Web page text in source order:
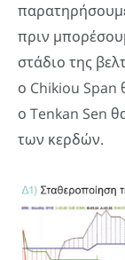
πριν
στάδιο της
ο Chikiou Span
ο Tenkan Sen
των κερδών.